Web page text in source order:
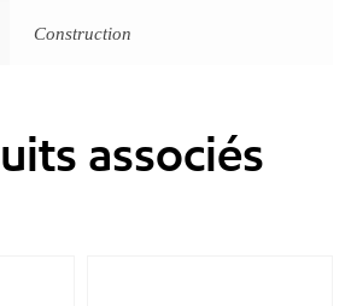
Construction
associés